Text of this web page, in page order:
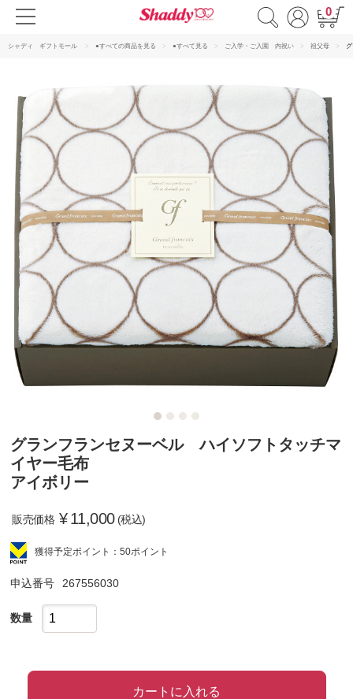
0
シャディ ギフトモール ●すべての商品を見る ●すべて見る ご入学・ご入園 内祝い 祖父母
グランフランセヌーベル ハイソフトタッチマ
イヤー毛布
アイボリー
販売価格 ¥11,000 (税込)
獲得予定ポイント：50ポイント
申込番号 267556030
数量
カートに入れる